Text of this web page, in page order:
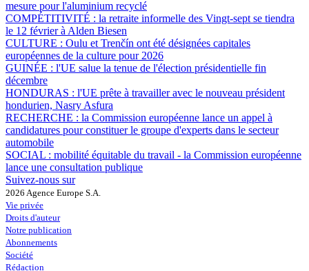
mesure pour l'aluminium recyclé
COMPÉTITIVITÉ : la retraite informelle des Vingt-sept se tiendra
le 12 février à Alden Biesen
CULTURE : Oulu et Trenčín ont été désignées capitales
européennes de la culture pour 2026
GUINÉE : l'UE salue la tenue de l'élection présidentielle fin
décembre
HONDURAS : l'UE prête à travailler avec le nouveau président
hondurien, Nasry Asfura
RECHERCHE : la Commission européenne lance un appel à
candidatures pour constituer le groupe d'experts dans le secteur
automobile
SOCIAL : mobilité équitable du travail - la Commission européenne
lance une consultation publique
Suivez-nous sur
2026 Agence Europe S.A.
Vie privée
Droits d'auteur
Notre publication
Abonnements
Société
Rédaction